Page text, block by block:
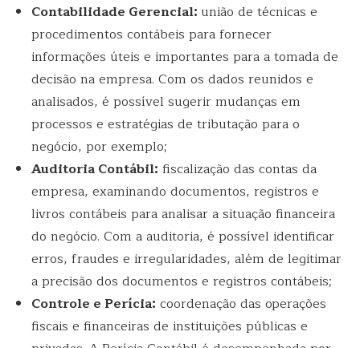
Contabilidade Gerencial:união de técnicas e
procedimentos contábeis para fornecer
informações úteis e importantes para a tomada de
decisão na empresa. Com os dados reunidos e
analisados, é possível sugerir mudanças em
processos e estratégias de tributação para o
negócio, por exemplo;
Auditoria Contábil: fiscalização das contas da
empresa, examinando documentos, registros e
livros contábeis para analisar a situação financeira
do negócio. Com a auditoria, é possível identificar
erros, fraudes e irregularidades, além de legitimar
a precisão dos documentos e registros contábeis;
Controle e Perícia: coordenação das operações
fiscais e financeiras de instituições públicas e